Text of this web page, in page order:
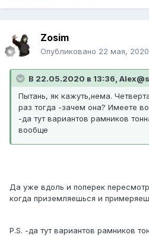
Zosim
Опубликовано 22 мая, 2020
В 22.05.2020 в 13:36,
Пытань, як кажуть,нема.
раз тогда -зачем она? Имеете
-да тут вариантов рамников
вообще
Да уже вдоль и поперек
когда приземляешься и
P.S. -да тут вариантов рамников